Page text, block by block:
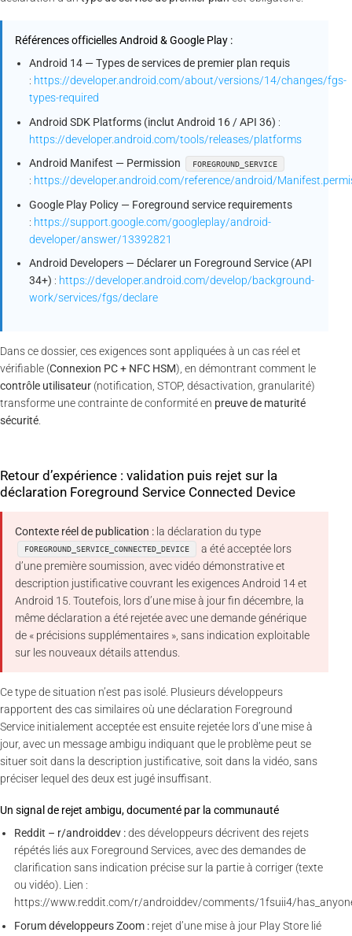
Références officielles Android & Google Play :
Android 14 — Types de services de premier plan requis
: https://developer.android.com/about/versions/14/changes/fgs-
types-required
Android SDK Platforms (inclut Android 16 / API 36) :
https://developer.android.com/tools/releases/platforms
Android Manifest — Permission
FOREGROUND_SERVICE
: https://developer.android.com/reference/android/
Google Play Policy — Foreground service requirements
: https://support.google.com/googleplay/android-
developer/answer/13392821
Android Developers — Déclarer un Foreground Service (API
34+) : https://developer.android.com/develop/background-
work/services/fgs/declare
Dans ce dossier, ces exigences sont appliquées à un cas réel et
vérifiable (Connexion PC + NFC HSM), en démontrant comment le
contrôle utilisateur (notification, STOP, désactivation, granularité)
transforme une contrainte de conformité en preuve de maturité
sécurité.
Retour d’expérience : validation puis rejet sur la
déclaration Foreground Service Connected Device
Contexte réel de publication : la déclaration du type
FOREGROUND_SERVICE_CONNECTED_DEVICE
a été acceptée lors
d’une première soumission, avec vidéo démonstrative et
description justificative couvrant les exigences Android 14 et
Android 15. Toutefois, lors d’une mise à jour fin décembre, la
même déclaration a été rejetée avec une demande générique
de « précisions supplémentaires », sans indication exploitable
sur les nouveaux détails attendus.
Ce type de situation n’est pas isolé. Plusieurs développeurs
rapportent des cas similaires où une déclaration Foreground
Service initialement acceptée est ensuite rejetée lors d’une mise à
jour, avec un message ambigu indiquant que le problème peut se
situer soit dans la description justificative, soit dans la vidéo, sans
préciser lequel des deux est jugé insuffisant.
Un signal de rejet ambigu, documenté par la communauté
Reddit – r/androiddev :des développeurs décrivent des rejets
répétés liés aux Foreground Services, avec des demandes de
clarification sans indication précise sur la partie à corriger (texte
ou vidéo). Lien :
https://www.reddit.com/r/androiddev/comments/1fsuii4/
Forum développeurs Zoom : rejet d’une mise à jour Play Store lié